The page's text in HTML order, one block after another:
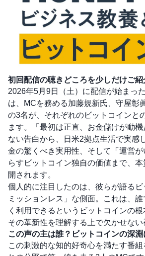
初回配信の聴きどころを少しだけご紹
2026年5月9日（土）に配信が始まっ
は、MCを務める加藤規新氏、守屋彰
の3名が、それぞれのビットコインと
ます。「最初は正直、お金儲けが動
ない告白から、日米2拠点生活で実感
金の驚くべき実用性、そして「運営
らすビットコイン独自の価値まで、
開されます。
個人的に注目したのは、彼らが語る
ミッションレス」な側面。これは、
く利用できるというビットコインの根
その革新性を理解する上で欠かせない
この声の主は誰？ビットコインの深
この刺激的な知的好奇心を満たす番